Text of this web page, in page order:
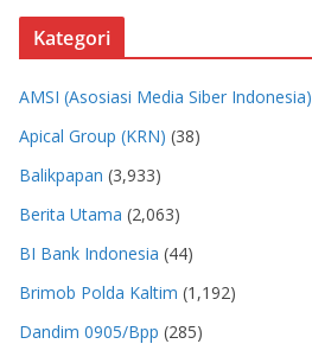
Kategori
AMSI (Asosiasi Media Siber Indonesia)
Apical Group (KRN) (38)
Balikpapan (3,933)
Berita Utama (2,063)
BI Bank Indonesia (44)
Brimob Polda Kaltim (1,192)
Dandim 0905/Bpp (285)